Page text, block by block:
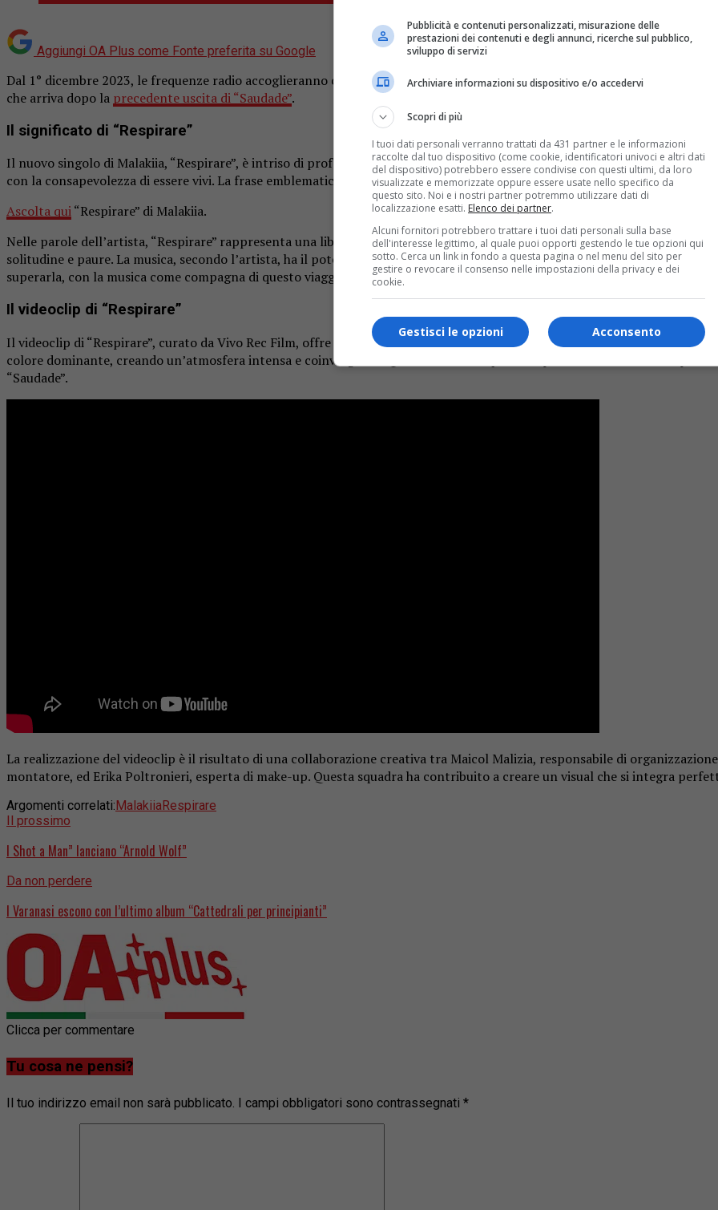
Aggiungi OA Plus come Fonte preferita su Google
Dal 1° dicembre 2023, le frequenze radio accoglieranno con entusiasmo “Respirare” (LaPOP), il fresco singolo di
che arriva dopo la precedente uscita di “Saudade”.
Il significato di “Respirare”
Il nuovo singolo di Malakiia, “Respirare”, è intriso di profondità e significato. Il titolo stesso è la chiave per comprendere
con la consapevolezza di essere vivi. La frase emblematica, “Il respiro che ti tiene in vita”, racchiude il nucleo del brano,
Ascolta qui“Respirare” di Malakiia.
Nelle parole dell’artista, “Respirare” rappresenta una liberazione personale. Malakiia condivide che il testo ha origini
solitudine e paure. La musica, secondo l’artista, ha il potere di superare queste sfide, permettendo di esprimersi senza
superarla, con la musica come compagna di questo viaggio interiore.
Il videoclip di “Respirare”
Il videoclip di “Respirare”, curato da Vivo Rec Film, offre uno sguardo visivo unico. Ambientato su una terrazza
colore dominante, creando un’atmosfera intensa e coinvolgente. Questo visual è il quarto capitolo di una raccolta ispirata
“Saudade”.
La realizzazione del videoclip è il risultato di una collaborazione creativa tra Maicol Malizia, responsabile di
montatore, ed Erika Poltronieri, esperta di make-up. Questa squadra ha contribuito a creare un visual che si integra
Argomenti correlati:MalakiiaRespirare
Il prossimo
I Shot a Man” lanciano “Arnold Wolf”
Da non perdere
I Varanasi escono con l’ultimo album “Cattedrali per principianti”
Clicca per commentare
Tu cosa ne pensi?
Il tuo indirizzo email non sarà pubblicato. I campi obbligatori sono contrassegnati *
Pubblicità e contenuti personalizzati, misurazione delle
prestazioni dei contenuti e degli annunci, ricerche sul pubblico,
sviluppo di servizi
Archiviare informazioni su dispositivo e/o accedervi
Scopri di più
I tuoi dati personali verranno trattati da 431 partner e le informazioni
raccolte dal tuo dispositivo (come cookie, identificatori univoci e altri dati
del dispositivo) potrebbero essere condivise con questi ultimi, da loro
visualizzate e memorizzate oppure essere usate nello specifico da
questo sito. Noi e i nostri partner potremmo utilizzare dati di
localizzazione esatti. Elenco dei partner.
Alcuni fornitori potrebbero trattare i tuoi dati personali sulla base
dell'interesse legittimo, al quale puoi opporti gestendo le tue opzioni qui
sotto. Cerca un link in fondo a questa pagina o nel menu del sito per
gestire o revocare il consenso nelle impostazioni della privacy e dei
cookie.
Acconsento
Gestisci le opzioni